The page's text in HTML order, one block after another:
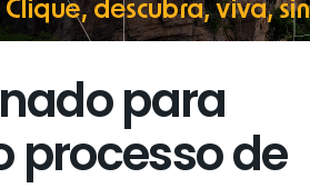
para
processo de